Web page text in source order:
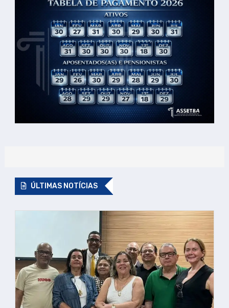
ÚLTIMAS NOTÍCIAS